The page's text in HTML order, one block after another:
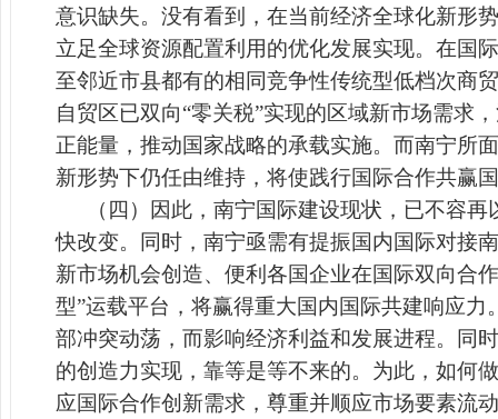
意识缺失。没有看到，在当前经济全球化新形
立足全球资源配置利用的优化发展实现。在国
至邻近市县都有的相同竞争性传统型低档次商
自贸区已双向“零关税”实现的区域新市场需求，
正能量，推动国家战略的承载实施。而南宁所
新形势下仍任由维持，将使践行国际合作共赢
（四）因此，南宁国际建设现状， 已不容再
快改变。同时，南宁亟需有提振国内国际对接
新市场机会创造、便利各国企业在国际双向合
型”运载平台，将赢得重大国内国际共建响应
部冲突动荡，而影响经济利益和发展进程。同
的创造力实现，靠等是等不来的。为此，如何
应国际合作创新需求，尊重并顺应市场要素流